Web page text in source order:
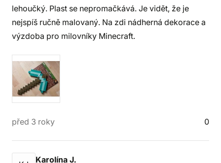
lehoučký. Plast se nepromačkává. Je vidět, že je
nejspíš ručně malovaný. Na zdi nádherná dekorace a
výzdoba pro milovníky Minecraft.
před 3 roky 0
Karolína J.